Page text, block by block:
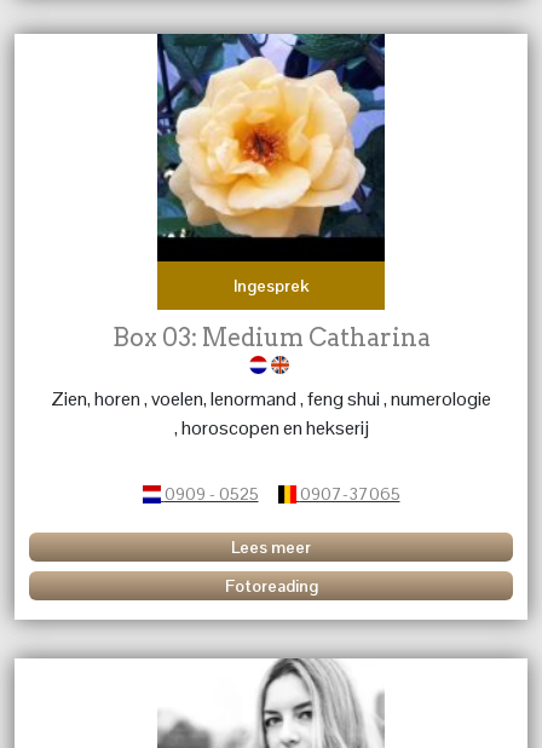
Ingesprek
Box 03: Medium Catharina
Zien, horen , voelen, lenormand , feng shui , numerologie
, horoscopen en hekserij
0909 - 0525 0907-37065
Lees meer
Fotoreading